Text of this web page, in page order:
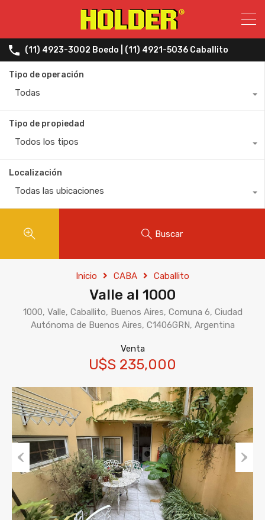
(11) 4923-3002 Boedo | (11) 4921-5036 Caballito
Tipo de operación
Todas
Tipo de propiedad
Todos los tipos
Localización
Todas las ubicaciones
Buscar
Inicio CABA Caballito
Valle al 1000
1000, Valle, Caballito, Buenos Aires, Comuna 6, Ciudad
Autónoma de Buenos Aires, C1406GRN, Argentina
Venta
U$S 235,000
Previous